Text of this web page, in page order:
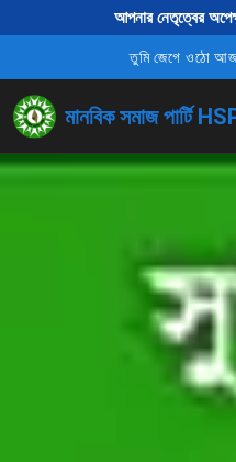
আপনার নেতৃত্বের
তুমি জেগে ওঠো আজকের হয়ে,
মানবিক সমাজ পার্টি